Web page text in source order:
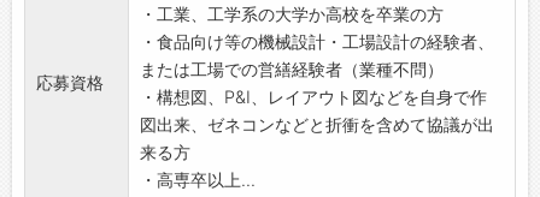
【やりがい】
機械設計・工場設計など、工場全体の設計に関
わることで経営と直結した「事業形成」に近い
仕事が経験できます。
製造現場に密着したエンジニア職のため、自分
の改善が生産性や品質向上につながる実感があ
ります！
応募資格
・工業、工学系の大学か高校を卒業の方
・食品向け等の機械設計・工場設計の経験者、
または工場での営繕経験者（業種不問）
・構想図、P&I、レイアウト図などを自身で作
図出来、ゼネコンなどと折衝を含めて協議が出
来る方
・高専卒以上...